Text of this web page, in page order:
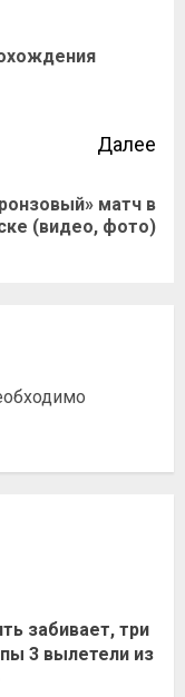
Далее
матч в
(видео, фото)
забивает, три
3 вылетели из